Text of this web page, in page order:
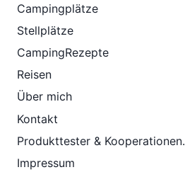
Campingplätze
Stellplätze
CampingRezepte
Reisen
Über mich
Kontakt
Produkttester & Kooperationen.
Impressum